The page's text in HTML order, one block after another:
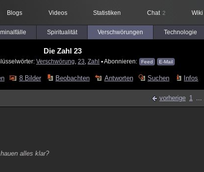
Blogs Videos Statistiken Chat 2 Wiki
Spiritualität Verschwörungen Technologie
Die Zahl 23
Verschwörung 23 Zahl ▪ Abonnieren: Feed E-Mail
8 Bilder Beobachten Antworten Suchen Infos
vorherige 1 ...
alles klar?